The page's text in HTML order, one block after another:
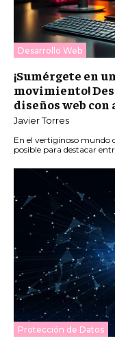
Desarrollo Web
¡Sumérgete en
movimiento!
diseños web
Javier Torres
En el vertiginoso mundo
posible para destacar
Protección de Datos